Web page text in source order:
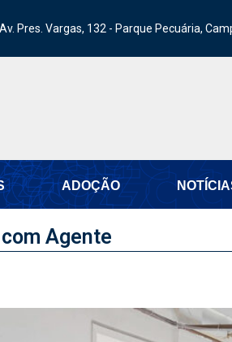
Av. Pres. Vargas, 132 - Parque Pecuária,
ADOÇÃO
Agente